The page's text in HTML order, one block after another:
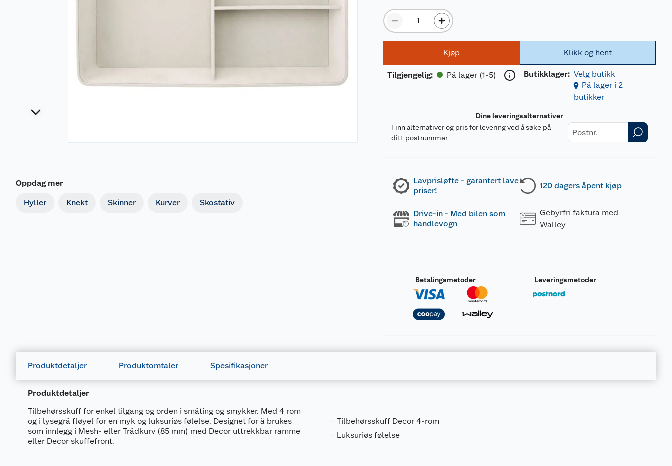
Oppdag mer
Hyller Knekt Skinner Kurver Skostativ
Kjøp
Tilgjengelig: På lager (1-5)
Klikk og hent
Butikklager: Velg butikk
På lager i 2
butikker
Dine leveringsalternativer
Finn alternativer og pris for levering ved å søke på
ditt postnummer
Lavprisløfte - garantert lave
priser!
120 dagers åpent kjøp
Drive-in - Med bilen som
handlevogn
Gebyrfri faktura med
Walley
Betalingsmetoder Leveringsmetoder
Produktdetaljer Produktomtaler Spesifikasjoner
Produktdetaljer
Tilbehørsskuff for enkel tilgang og orden i småting og smykker. Med 4 rom
og i lysegrå fløyel for en myk og luksuriøs følelse. Designet for å brukes
som innlegg i Mesh- eller Trådkurv (85 mm) med Decor uttrekkbar ramme
eller Decor skuffefront.
Tilbehørsskuff Decor 4-rom
Luksuriøs følelse